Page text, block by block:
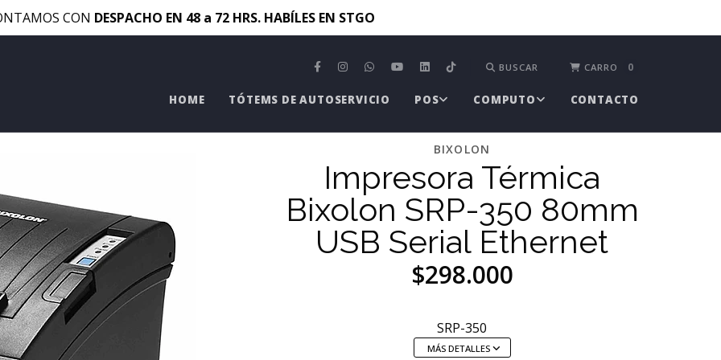
CON DESPACHO EN 48 a 72 HRS. HABÍLES EN STGO
BUSCAR CARRO 0
HOME TÓTEMS DE AUTOSERVICIO POS COMPUTO CONTACTO
BIXOLON
Impresora Térmica
Bixolon SRP-350 80mm
USB Serial Ethernet
$298.000
SRP-350
MÁS DETALLES